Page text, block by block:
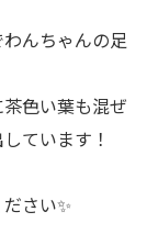
んちゃんの足
色い葉も混ぜ
ています！
さい✨